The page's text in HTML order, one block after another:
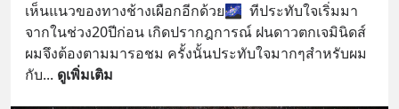
เห็นแนวของทางช้างเผือกอีกด้วย🌌  ทีประทับใจเริ่มมา
จากในช่วง20ปีก่อน เกิดปรากฎการณ์ ฝนดาวตกเจมินิดส์
ผมจึงต้องตามมารอชม ครั้งนั้นประทับใจมากๆสำหรับผม
กับ... ดูเพิ่มเติม